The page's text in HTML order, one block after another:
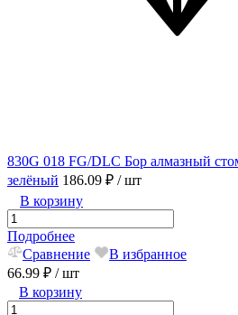
830G 018 FG/DLC Бор алмазный
зелёный 186.09 ₽ / шт
В корзину
Подробнее
Сравнение
В избранное
66.99 ₽ / шт
В корзину